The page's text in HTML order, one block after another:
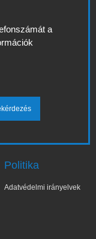
a
Politika
Adatvédelmi irányelvek